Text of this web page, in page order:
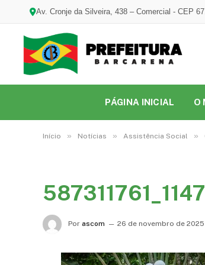
Av. Cronje da Silveira, 438 – Comercial - CEP
PÁGINA INICIAL O
Início » Notícias » Assistência Social »
Por ascom 26 de novembro de 2025